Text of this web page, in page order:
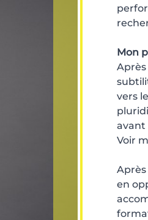
Mon
vers
avant
Voir
en